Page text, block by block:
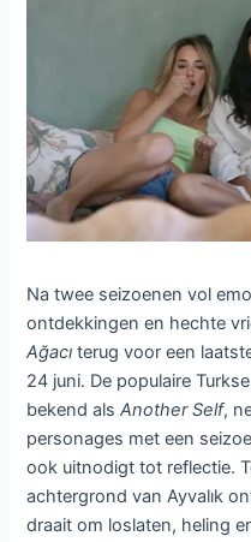
Na twee seizoenen vol
ontdekkingen en hechte
Ağacı terug voor een
24 juni. De populaire
bekend alsAnother Self,
personages met een
ook uitnodigt tot reflectie.
achtergrond van Ayvalık
draait om loslaten, heling